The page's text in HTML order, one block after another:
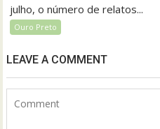
julho, o número de relatos...
Ouro Preto
LEAVE A COMMENT